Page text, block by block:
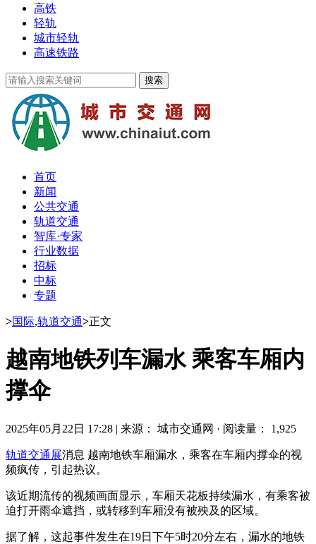
高铁
轻轨
城市轻轨
高速铁路
首页
新闻
公共交通
轨道交通
智库·专家
行业数据
招标
中标
专题
>国际,轨道交通>正文
越南地铁列车漏水 乘客车厢内
撑伞
2025年05月22日 17:28 | 来源： 城市交通网 · 阅读量： 1,925
轨道交通展消息 越南地铁车厢漏水，乘客在车厢内撑伞的视
频疯传，引起热议。
该近期流传的视频画面显示，车厢天花板持续漏水，有乘客被
迫打开雨伞遮挡，或转移到车厢没有被殃及的区域。
据了解，这起事件发生在19日下午5时20分左右，漏水的地铁